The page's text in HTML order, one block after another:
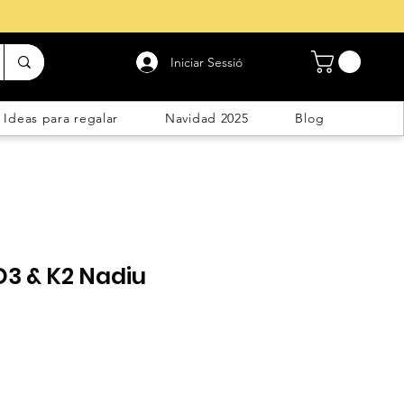
Iniciar Sessió
Ideas para regalar Navidad 2025 Blog
& K2 Nadiu